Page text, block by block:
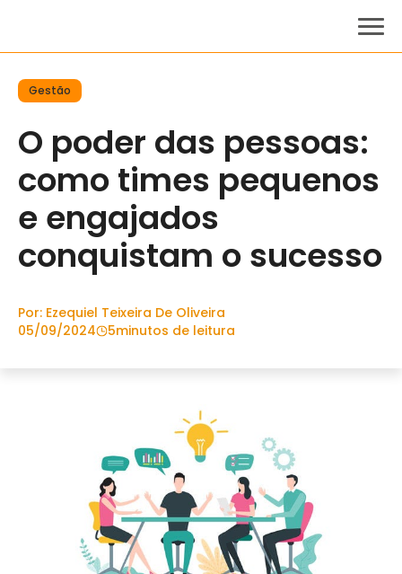
Gestão
O poder das pessoas:
como times pequenos
e engajados
conquistam o sucesso
Por: Ezequiel Teixeira De Oliveira
05/09/2024
5minutos de leitura